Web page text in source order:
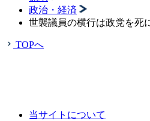
政治・経済
世襲議員の横行は政党を死
TOPへ
当サイトについて